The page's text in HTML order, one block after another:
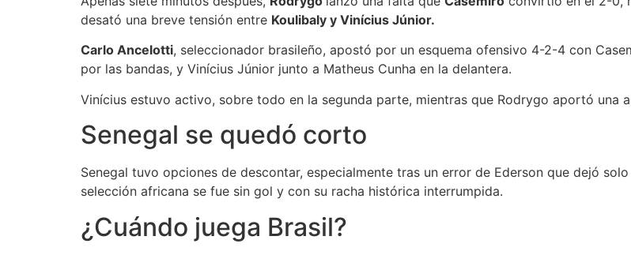
desató una breve tensión entre Koulibaly y Vinícius Júnior.
Carlo Ancelotti, seleccionador brasileño, apostó por un esquema ofensivo 4-2-4 con
por las bandas, y Vinícius Júnior junto a Matheus Cunha en la delantera.
Vinícius estuvo activo, sobre todo en la segunda parte, mientras que Rodrygo aportó una
Senegal se quedó corto
Senegal tuvo opciones de descontar, especialmente tras un error de Ederson que dejó
selección africana se fue sin gol y con su racha histórica interrumpida.
¿Cuándo juega Brasil?